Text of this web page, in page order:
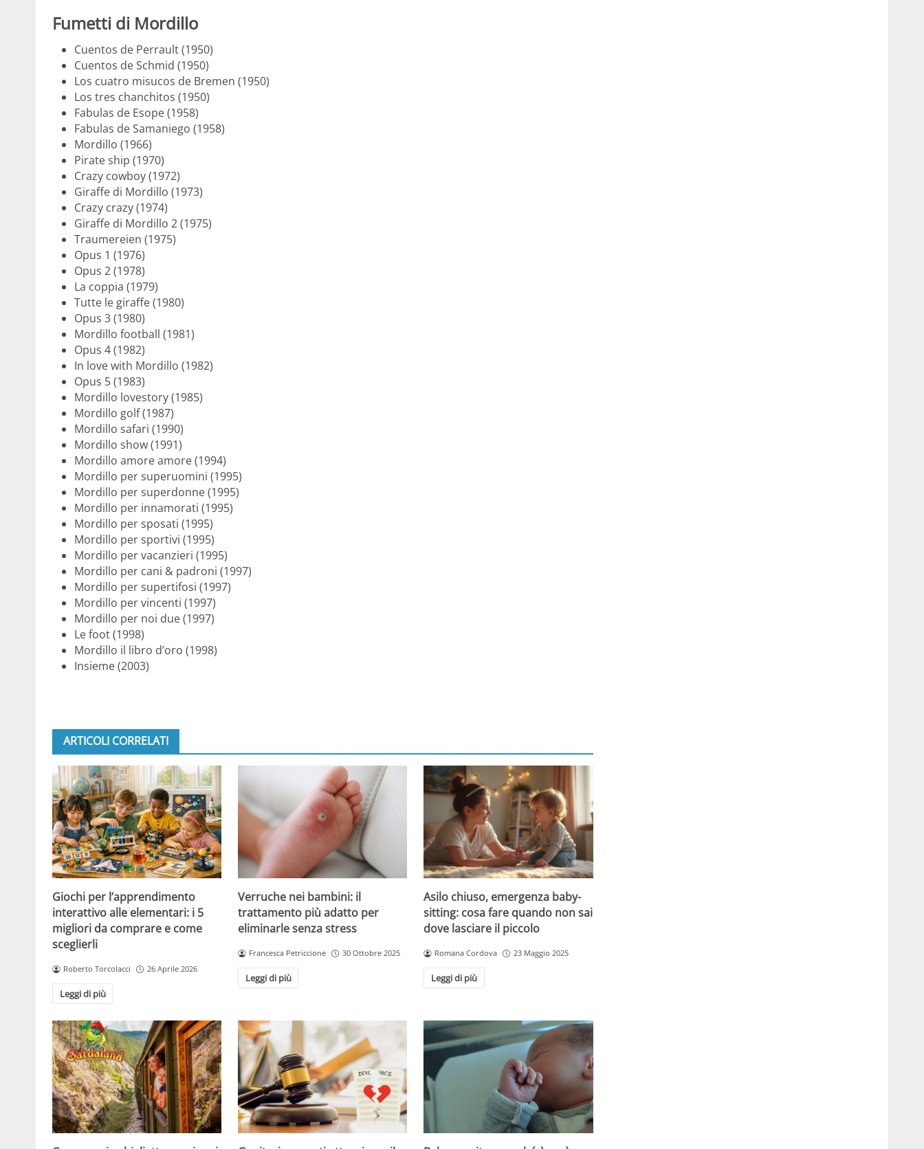
Fumetti di Mordillo
Cuentos de Perrault (1950)
Cuentos de Schmid (1950)
Los cuatro misucos de Bremen (1950)
Los tres chanchitos (1950)
Fabulas de Esope (1958)
Fabulas de Samaniego (1958)
Mordillo (1966)
Pirate ship (1970)
Crazy cowboy (1972)
Giraffe di Mordillo (1973)
Crazy crazy (1974)
Giraffe di Mordillo 2 (1975)
Traumereien (1975)
Opus 1 (1976)
Opus 2 (1978)
La coppia (1979)
Tutte le giraffe (1980)
Opus 3 (1980)
Mordillo football (1981)
Opus 4 (1982)
In love with Mordillo (1982)
Opus 5 (1983)
Mordillo lovestory (1985)
Mordillo golf (1987)
Mordillo safari (1990)
Mordillo show (1991)
Mordillo amore amore (1994)
Mordillo per superuomini (1995)
Mordillo per superdonne (1995)
Mordillo per innamorati (1995)
Mordillo per sposati (1995)
Mordillo per sportivi (1995)
Mordillo per vacanzieri (1995)
Mordillo per cani & padroni (1997)
Mordillo per supertifosi (1997)
Mordillo per vincenti (1997)
Mordillo per noi due (1997)
Le foot (1998)
Mordillo il libro d’oro (1998)
Insieme (2003)
ARTICOLI CORRELATI
Giochi per l’apprendimento
interattivo alle elementari: i 5
migliori da comprare e come
sceglierli
Roberto Torcolacci 26 Aprile 2026
Leggi di più
Verruche nei bambini: il
trattamento più adatto per
eliminarle senza stress
Francesca Petriccione 30 Ottobre 2025
Leggi di più
Asilo chiuso, emergenza baby-
sitting: cosa fare quando non sai
dove lasciare il piccolo
Romana Cordova 23 Maggio 2025
Leggi di più